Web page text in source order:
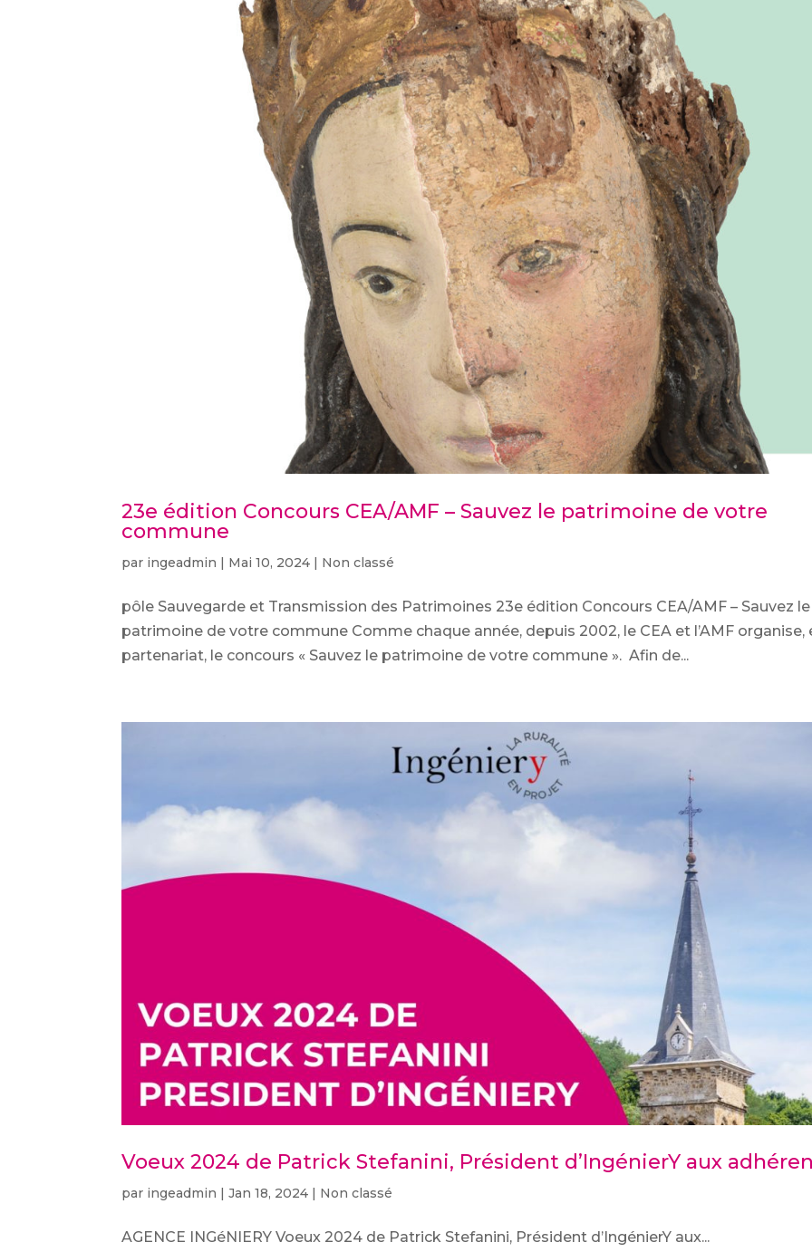
23e édition Concours CEA/AMF – Sauvez le patrimoine de votre
commune
par ingeadmin | Mai 10, 2024 | Non classé
pôle Sauvegarde et Transmission des Patrimoines 23e édition Concours CEA/AMF – Sauvez le
patrimoine de votre commune Comme chaque année, depuis 2002, le CEA et l’AMF organise,
partenariat, le concours « Sauvez le patrimoine de votre commune ». Afin de...
Voeux 2024 de Patrick Stefanini, Président d’IngénierY aux
par ingeadmin |Jan 18, 2024 Non classé
AGENCE INGéNIERY Voeux 2024 de Patrick Stefanini, Président d’IngénierY aux...